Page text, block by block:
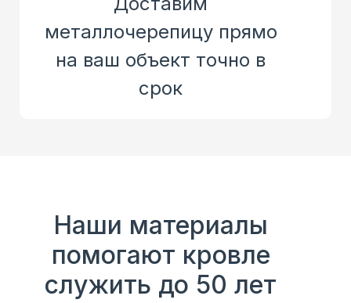
металлочерепицу прямо
на ваш объект точно в
срок
Наши материалы
помогают кровле
служить до 50 лет